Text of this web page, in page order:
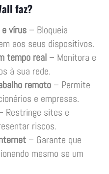
faz?
vírus – Bloqueia
aos seus dispositivos.
tempo real – Monitora e
à sua rede.
remoto – Permite
e empresas.
Restringe sites e
riscos.
– Garante que
mesmo se um